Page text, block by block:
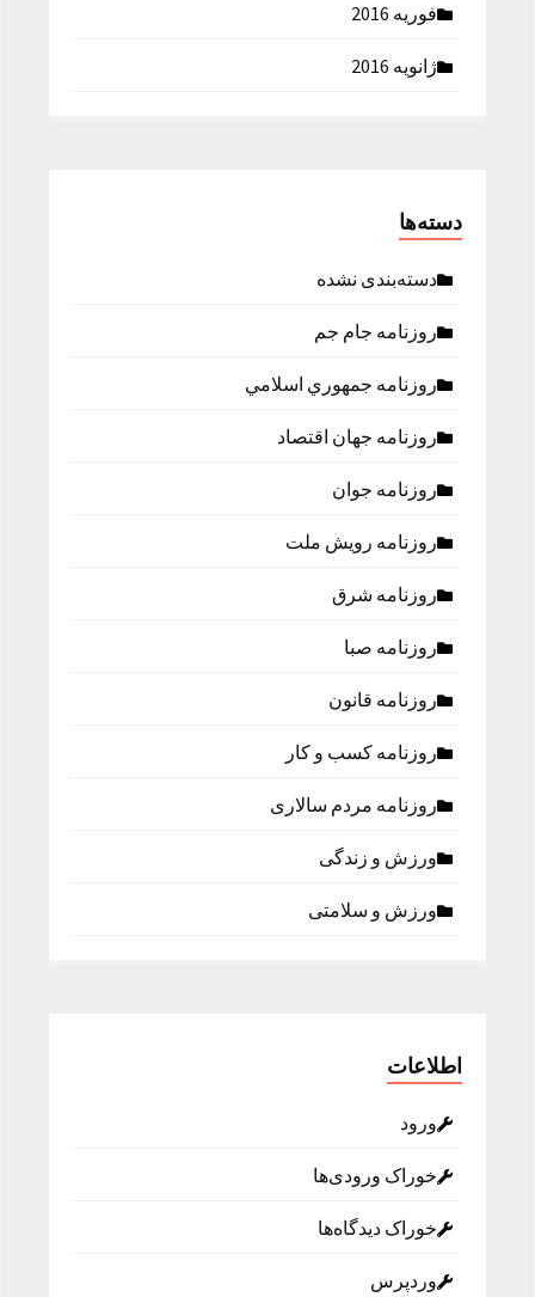
فوریه 2016
ژانویه 2016
دسته‌ها
دسته‌بندی نشده
روزنامه جام جم
روزنامه جمهوري اسلامي
روزنامه جهان اقتصاد
روزنامه جوان
روزنامه رویش ملت
روزنامه شرق
روزنامه صبا
روزنامه قانون
روزنامه كسب و كار
روزنامه مردم سالاری
ورزش و زندگی
ورزش و سلامتی
اطلاعات
ورود
خوراک ورودی‌ها
خوراک دیدگاه‌ها
وردپرس